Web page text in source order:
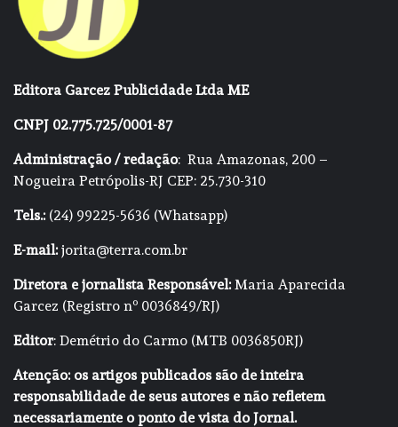
Editora Garcez Publicidade Ltda ME
CNPJ 02.775.725/0001-87
Administração / redação: Rua Amazonas, 200 –
Nogueira Petrópolis-RJ CEP: 25.730-310
Tels.:(24) 99225-5636 (Whatsapp)
E-mail:jorita@terra.com.br
Diretora e jornalista Responsável:Maria Aparecida
Garcez (Registro nº 0036849/RJ)
Editor: Demétrio do Carmo (MTB 0036850RJ)
Atenção: os artigos publicados são de inteira
responsabilidade de seus autores e não refletem
necessariamente o ponto de vista do Jornal.